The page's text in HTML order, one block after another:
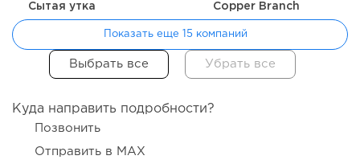
От стартапа за 30 тысяч рублей до бизнеса стоимостью
Сытая утка Copper Branch
Показать еще 15 компаний
Куда направить подробности?
Позвонить
Отправить в MAX